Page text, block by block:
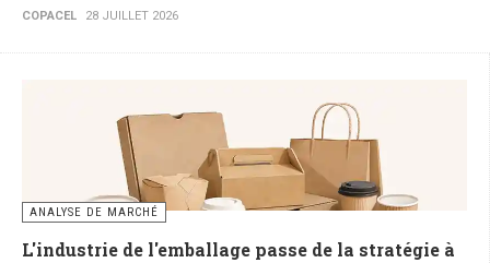
COPACEL 28 JUILLET 2026
ANALYSE DE MARCHÉ
L'industrie de l'emballage passe de la stratégie à